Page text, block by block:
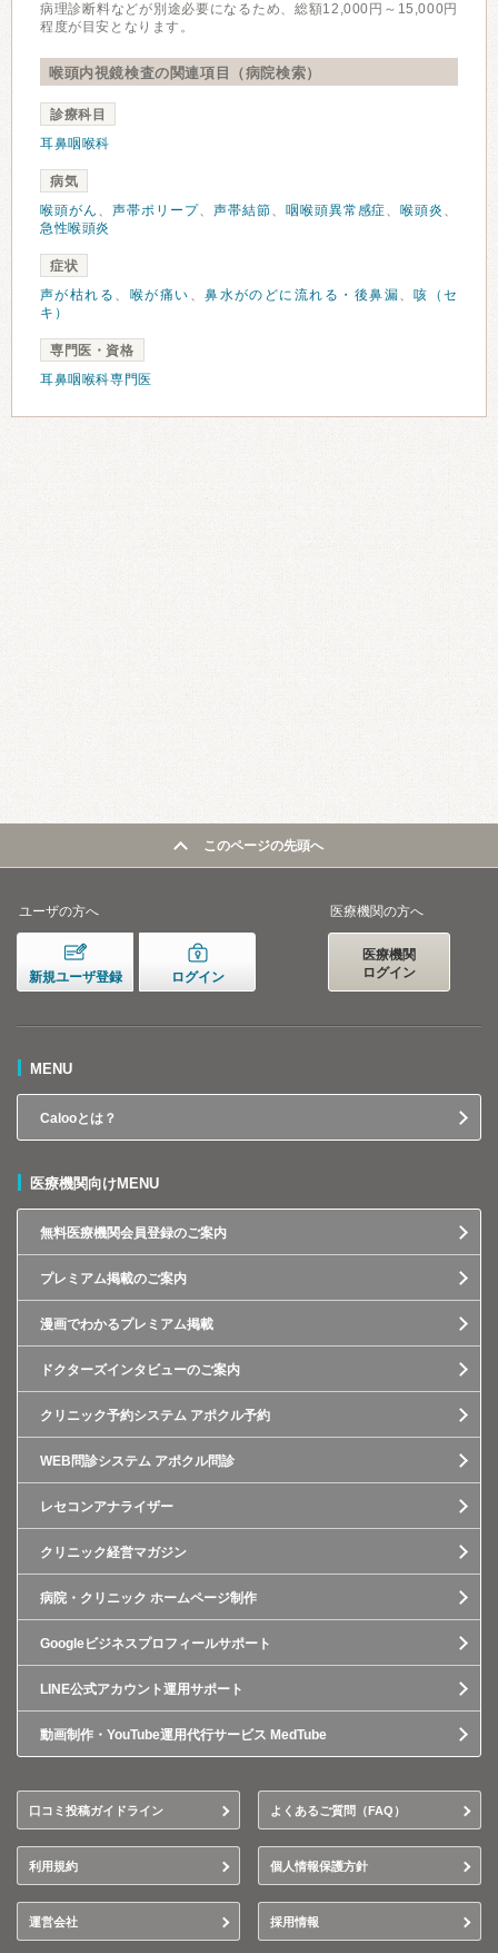
病理診断料などが別途必要になるため、総額12,000円～15,000円
程度が目安となります。
喉頭内視鏡検査の関連項目（病院検索）
診療科目
耳鼻咽喉科
病気
喉頭がん 、 声帯ポリープ、 声帯結節、 咽喉頭異常感症、喉頭炎 、
急性喉頭炎
症状
声が枯れる 、 喉が痛い 、鼻水がのどに流れる・後鼻漏、咳（セ
キ）
専門医・資格
耳鼻咽喉科専門医
このページの先頭へ
ユーザの方へ
新規ユーザ登録 ログイン
医療機関の方へ
医療機関
ログイン
MENU
Calooとは？
医療機関向けMENU
無料医療機関会員登録のご案内
プレミアム掲載のご案内
漫画でわかるプレミアム掲載
ドクターズインタビューのご案内
クリニック予約システム アポクル予約
WEB問診システム アポクル問診
レセコンアナライザー
クリニック経営マガジン
病院・クリニック ホームページ制作
Googleビジネスプロフィールサポート
LINE公式アカウント運用サポート
動画制作・YouTube運用代行サービス MedTube
口コミ投稿ガイドライン よくあるご質問（FAQ）
利用規約 個人情報保護方針
運営会社 採用情報